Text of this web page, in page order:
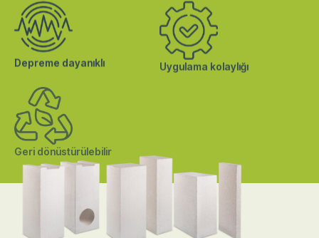
Depreme dayanıklı Uygulama kolaylığı
Geri dönüstürülebilir